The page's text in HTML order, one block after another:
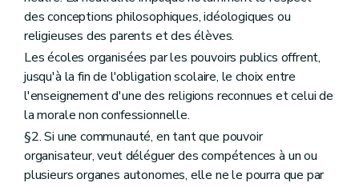
des conceptions philosophiques, idéologiques ou
religieuses des parents et des élèves.
Les écoles organisées par les pouvoirs publics offrent,
jusqu'à la fin de l'obligation scolaire, le choix entre
l'enseignement d'une des religions reconnues et celui de
la morale non confessionnelle.
§2. Si une communauté, en tant que pouvoir
organisateur, veut déléguer des compétences à un ou
plusieurs organes autonomes, elle ne le pourra que par